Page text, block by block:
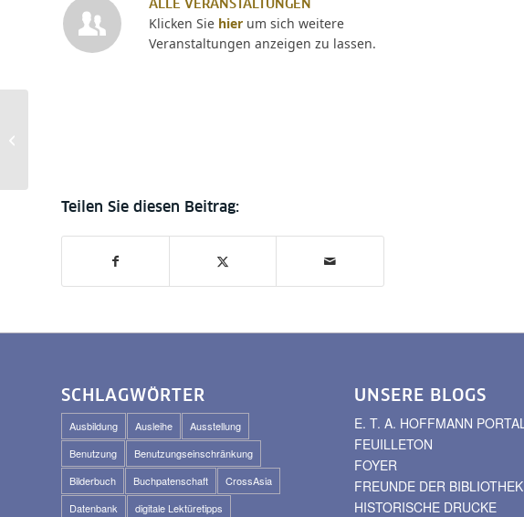
ALLE VERANSTALTUNGEN
Klicken Sie hier um sich weitere
Veranstaltungen anzeigen zu lassen.
SCHLAGWÖRTER
Ausbildung Ausleihe
Ausstellung
Benutzung
Benutzungseinschränkung
Bilderbuch
Buchpatenschaft
CrossAsia
Datenbank
digitale Lektüretipps
UNSERE BLOGS
E. T. A. HOFFMANN PORTAL
FEUILLETON
FOYER
FREUNDE DER BIBLIOTHEK
HISTORISCHE DRUCKE